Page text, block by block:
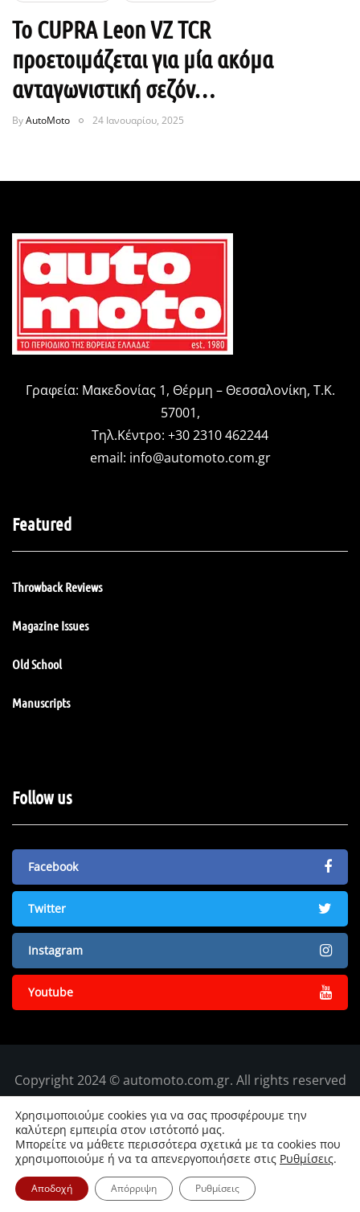
To CUPRA Leon VZ TCR
προετοιμάζεται για μία ακόμα
ανταγωνιστική σεζόν…
ByAutoMoto 24 Ιανουαρίου, 2025
Γραφεία: Μακεδονίας 1, Θέρμη – Θεσσαλονίκη, Τ.Κ.
57001,
Τηλ.Κέντρο: +30 2310 462244
email: info@automoto.com.gr
Featured
Throwback Reviews
Magazine Issues
Old School
Manuscripts
Follow us
Facebook
Twitter
Instagram
Youtube
Copyright 2024 © automoto.com.gr. All rights reserved
Χρησιμοποιούμε cookies για να σας προσφέρουμε την
καλύτερη εμπειρία στον ιστότοπό μας.
Μπορείτε να μάθετε περισσότερα σχετικά με τα cookies που
χρησιμοποιούμε ή να τα απενεργοποιήσετε στις Ρυθμίσεις.
Αποδοχή Απόρριψη Ρυθμίσεις